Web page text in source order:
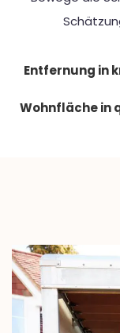
Entfernung in
Wohnfläche in